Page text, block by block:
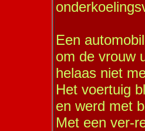
Een
om de vrouw
helaas niet
Het voertuig
en werd met
Met een ver-